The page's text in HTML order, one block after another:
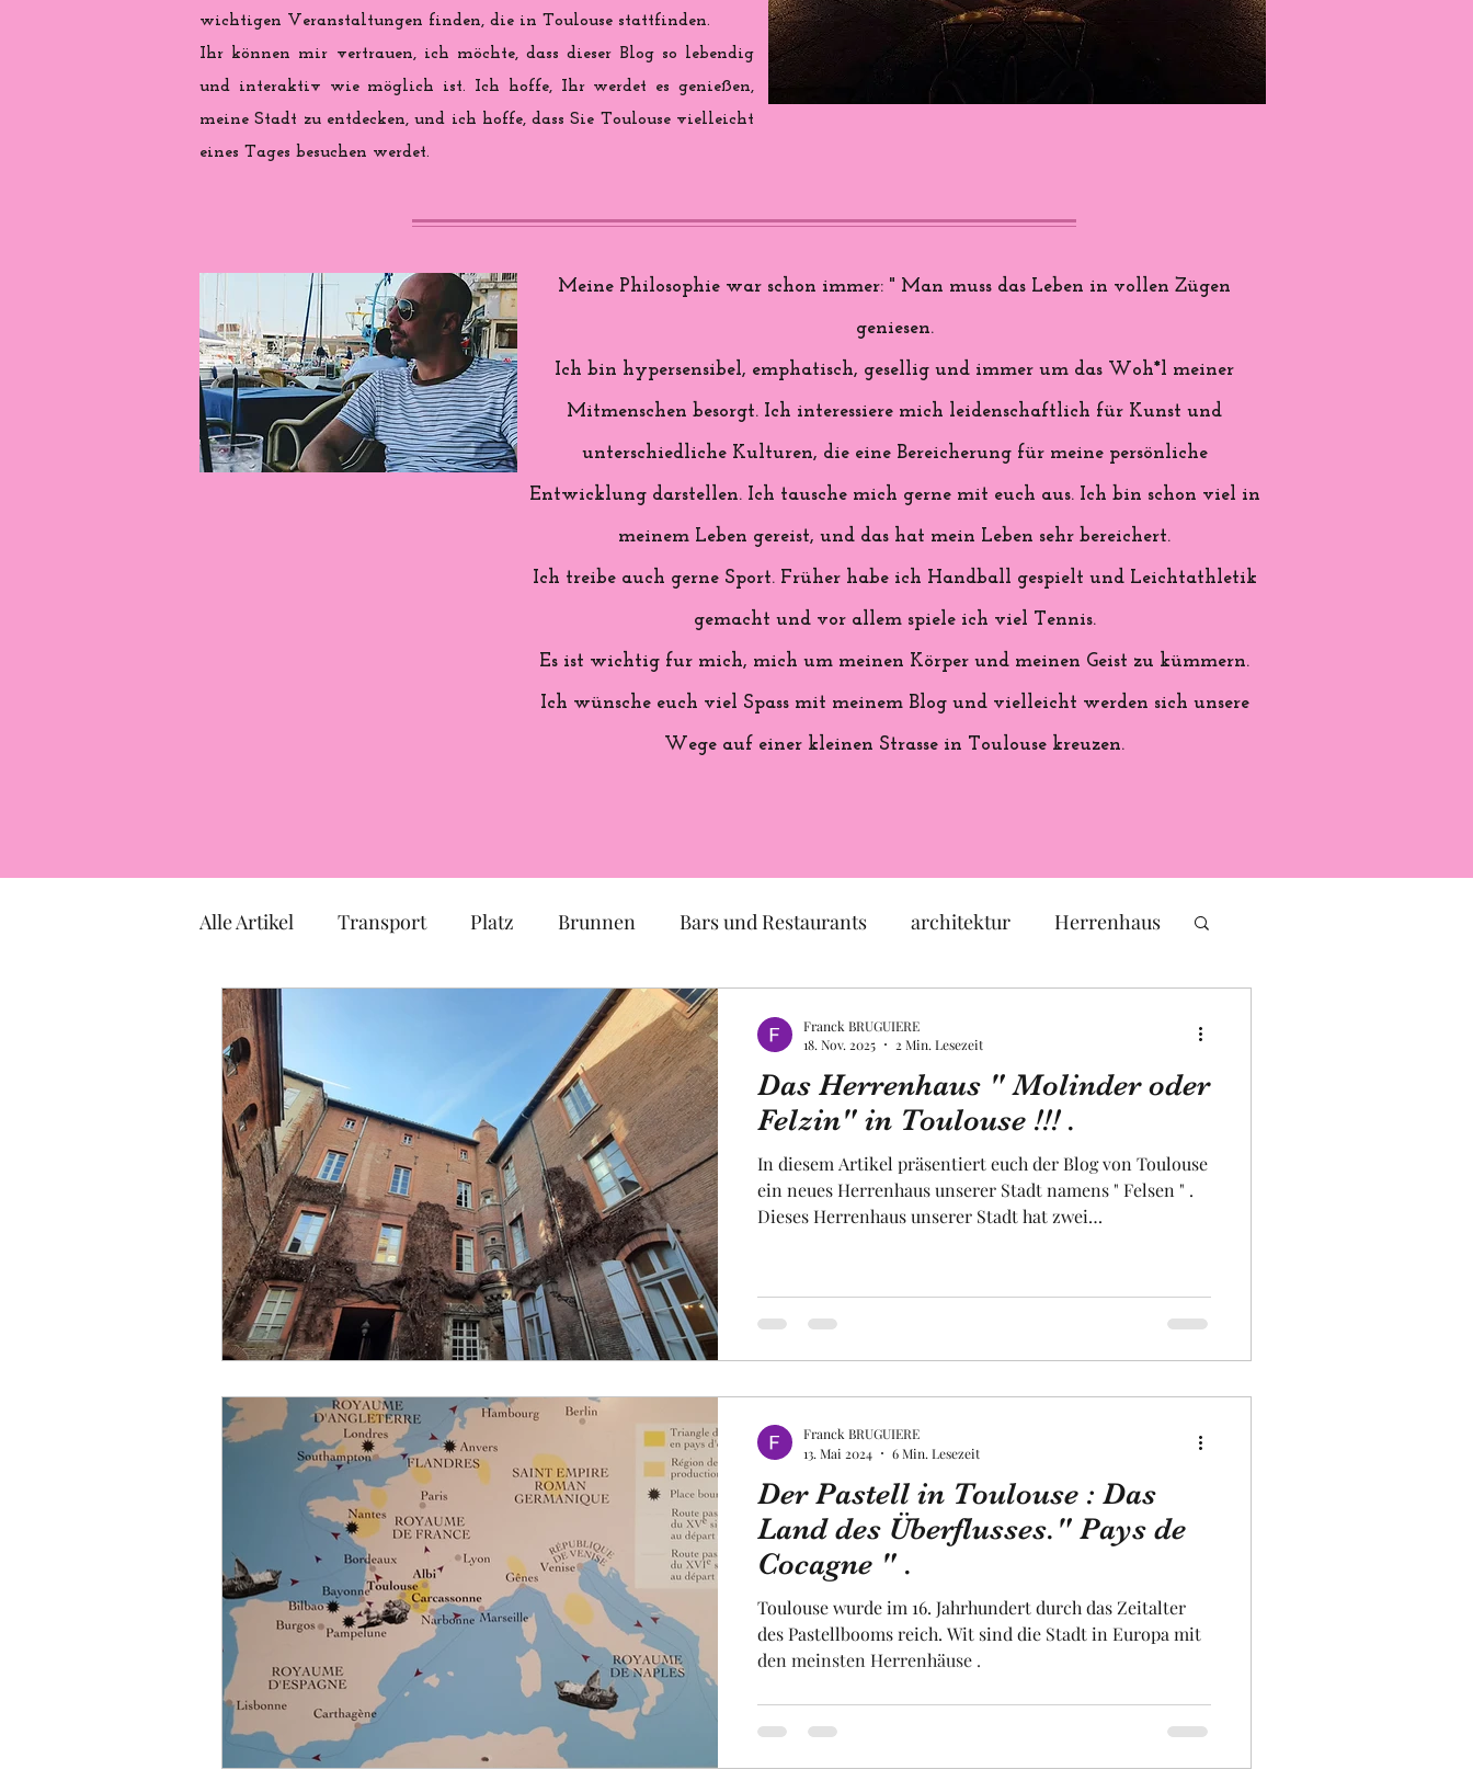
wichtigen Veranstaltungen finden, die in Toulouse stattfinden.
Ihr können mir vertrauen, ich möchte, dass dieser Blog so lebendig
und interaktiv wie möglich ist. Ich hoffe, Ihr werdet es genießen,
meine Stadt zu entdecken, und ich hoffe, dass Sie Toulouse vielleicht
eines Tages besuchen werdet.
Meine Philosophie war schon immer: " Man muss das Leben in vollen Zügen
geniesen.
Ich bin hypersensibel, emphatisch, gesellig und immer um das Woh*l meiner
Mitmenschen besorgt. Ich interessiere mich leidenschaftlich für Kunst und
unterschiedliche Kulturen, die eine Bereicherung für meine persönliche
Entwicklung darstellen. Ich tausche mich gerne mit euch aus. Ich bin schon viel in
meinem Leben gereist, und das hat mein Leben sehr bereichert.
Ich treibe auch gerne Sport. Früher habe ich Handball gespielt und Leichtathletik
gemacht und vor allem spiele ich viel Tennis.
Es ist wichtig fur mich, mich um meinen Körper und meinen Geist zu kümmern.
Ich wünsche euch viel Spass mit meinem Blog und vielleicht werden sich unsere
Wege auf einer kleinen Strasse in Toulouse kreuzen.
Alle Artikel Transport Platz Brunnen Bars und Restaurants architektur Herrenhaus
Markt Garten Ausstellung
TOULOUSE Politik Statue Skulptur Pastell lokales Handwerk
Designer Handwerker Obst und Gemüse Luftfahrt Fakultät Universität
Religion Festival Europa Raum
Das Herrenhaus " Molinder oder
Felzin" in Toulouse !!! .
In diesem Artikel präsentiert euch der Blog von Toulouse
ein neues Herrenhaus unserer Stadt namens " Felsen " .
Dieses Herrenhaus unserer Stadt hat zwei
gemeisselt und mit Marmor verziert. Dieses Herrenhaus
verfügt über drei Innenhöfe, was besonders selten ist.
i
Franck BRUGUIERE
18. Nov. 2025
2 Min. Lesezeit
Der Pastell in Toulouse : Das
Land des Überflusses." Pays de
Cocagne " .
Toulouse wurde im 16. Jahrhundert durch das Zeitalter
des Pastellbooms reich. Wit sind die Stadt in Europa mit
den meinsten Herrenhäuse .
Franck BRUGUIERE
13. Mai 2024
6 Min. Lesezeit